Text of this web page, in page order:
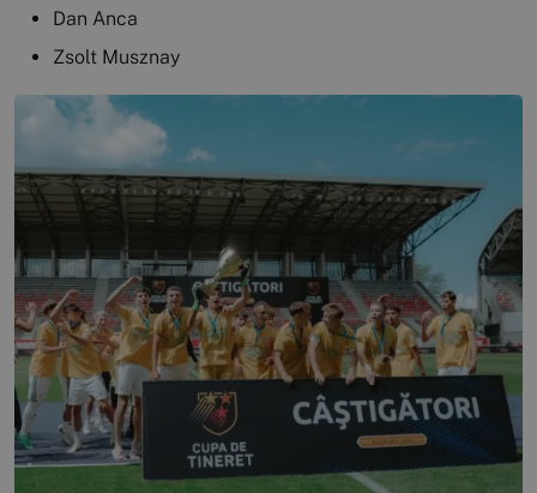
Dan Anca
Zsolt Musznay